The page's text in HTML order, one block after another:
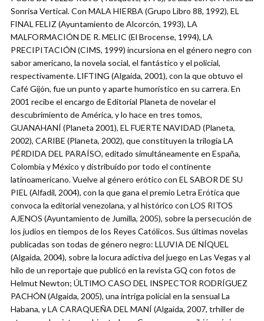
Sonrisa Vertical. Con MALA HIERBA (Grupo Libro 88, 1992), EL
FINAL FELIZ (Ayuntamiento de Alcorcón, 1993), LA
MALFORMACIÓN DE R. MELIC (El Brocense, 1994), LA
PRECIPITACIÓN (CIMS, 1999) incursiona en el género negro con
sabor americano, la novela social, el fantástico y el policial,
respectivamente. LIFTING (Algaida, 2001), con la que obtuvo el
Café Gijón, fue un punto y aparte humorístico en su carrera. En
2001 recibe el encargo de Editorial Planeta de novelar el
descubrimiento de América, y lo hace en tres tomos,
GUANAHANÍ (Planeta 2001), EL FUERTE NAVIDAD (Planeta,
2002), CARIBE (Planeta, 2002), que constituyen la trilogía LA
PÉRDIDA DEL PARAÍSO, editado simultáneamente en España,
Colombia y México y distribuido por todo el continente
latinoamericano. Vuelve al género erótico con EL SABOR DE SU
PIEL (Alfadil, 2004), con la que gana el premio Letra Erótica que
convoca la editorial venezolana, y al histórico con LOS RITOS
AJENOS (Ayuntamiento de Jumilla, 2005), sobre la persecución de
los judíos en tiempos de los Reyes Católicos. Sus últimas novelas
publicadas son todas de género negro: LLUVIA DE NÍQUEL
(Algaida, 2004), sobre la locura adictiva del juego en Las Vegas y al
hilo de un reportaje que publicó en la revista GQ con fotos de
Helmut Newton; ÚLTIMO CASO DEL INSPECTOR RODRÍGUEZ
PACHÓN (Algaida, 2005), una intriga policial en la sensual La
Habana, y LA CARAQUEÑA DEL MANÍ (Algaida, 2007, trhiller de